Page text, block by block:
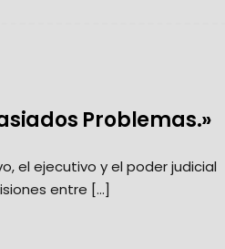
Problemas.»
el ejecutivo y el poder judicial
entre […]